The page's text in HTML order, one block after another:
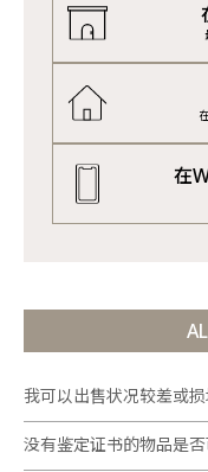
在
我可以出售状况较差或损
没有鉴定证书的物品是否